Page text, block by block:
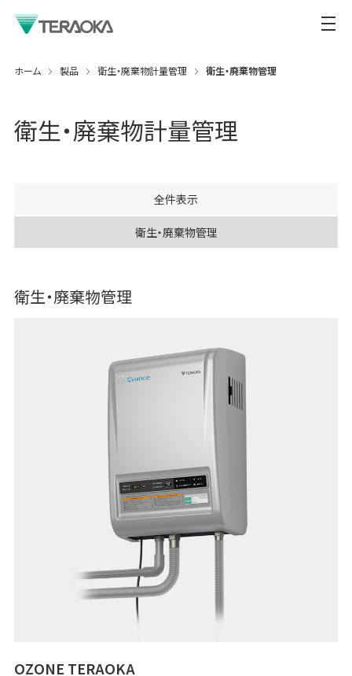
ホーム 製品 衛生・廃棄物計量管理 衛生・廃棄物管理
衛生・廃棄物計量管理
全件表示
衛生・廃棄物管理
衛生・廃棄物管理
OZONE TERAOKA